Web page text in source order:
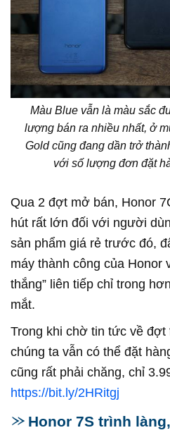
Màu Blue vẫn là màu sắc
lượng bán ra nhiều nhất, ở
Gold cũng đang dần trở
với số lượng đơn đặt
Qua 2 đợt mở bán, Honor
hút rất lớn đối với người
sản phẩm giá rẻ trước đó,
máy thành công của Honor
thắng” liên tiếp chỉ trong
mắt.
Trong khi chờ tin tức về đợt
chúng ta vẫn có thể đặt
cũng rất phải chăng, chỉ
https://bit.ly/2HRitgj
Honor 7S trình